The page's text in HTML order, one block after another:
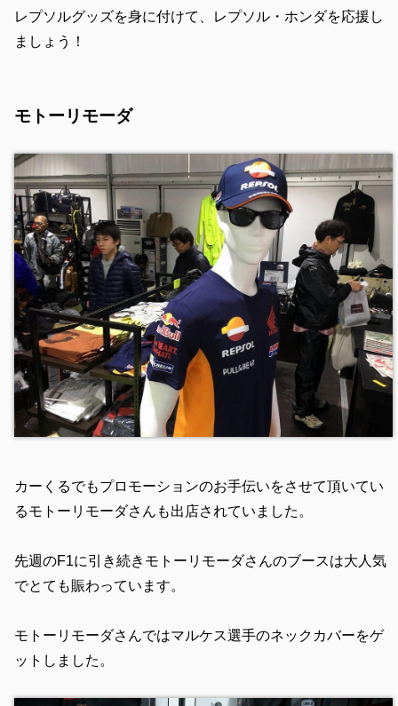
レプソルグッズを身に付けて、レプソル・ホンダを応援し
ましょう！
モトーリモーダ
カーくるでもプロモーションのお手伝いをさせて頂いてい
るモトーリモーダさんも出店されていました。
先週のF1に引き続きモトーリモーダさんのブースは大人気
でとても賑わっています。
モトーリモーダさんではマルケス選手のネックカバーをゲ
ットしました。